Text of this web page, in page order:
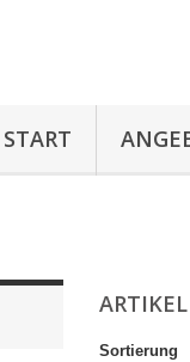
START
Sortierung